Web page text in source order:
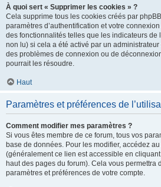
À quoi sert « Supprimer les cookies » ?
Cela supprime tous les cookies créés par
paramètres d’authentification et votre
des fonctionnalités telles que les indicateurs de
non lu) si cela a été activé par un
des problèmes de connexion ou de
pourrait les résoudre.
Haut
Paramètres et préférences de
Comment modifier mes paramètres ?
Si vous êtes membre de ce forum, tous vos
base de données. Pour les modifier, accédez au
(généralement ce lien est accessible en
haut des pages du forum). Cela vous permettra
paramètres et préférences de votre compte.